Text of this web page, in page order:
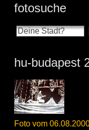
fotosuche
hu-budapest
Foto vom